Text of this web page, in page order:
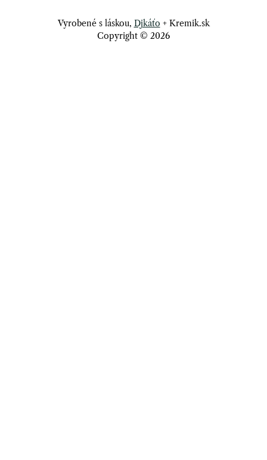
Vyrobené s láskou, Djkáťo + Kremik.sk
Copyright © 2026